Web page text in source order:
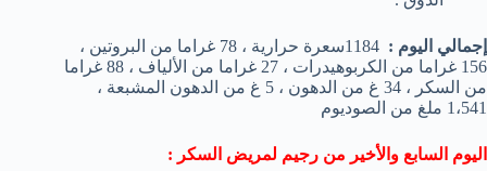
إجمالي اليوم :
1184سعرة حرارية ، 78 غراما من البروتين ،
156 غراما من الكربوهيدرات ، 27 غراما من الألياف ، 88 غراما
من السكر ، 34 غ من الدهون ، 5 غ من الدهون المشبعة ،
1،541 ملغ من الصوديوم
اليوم السابع والأخير من رجيم لمريض السكر :